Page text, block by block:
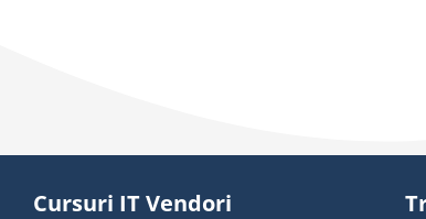
Cursuri IT Vendori